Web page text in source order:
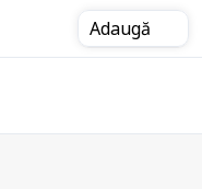
Adaugă